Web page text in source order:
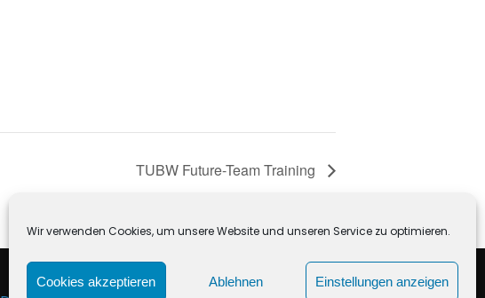
Wir verwenden Cookies, um unsere Website und unseren Service zu optimieren.
Cookies akzeptieren Ablehnen Einstellungen anzeigen
TUBW Future-Team Training